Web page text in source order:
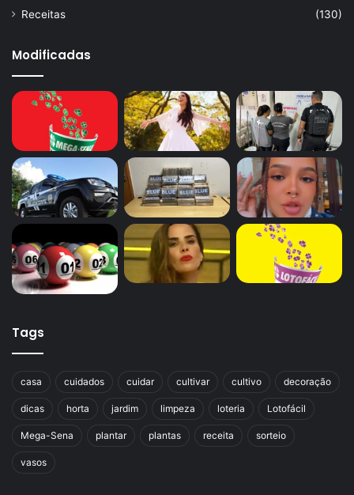
Receitas
(130)
Modificadas
Tags
casa cuidados cuidar cultivar cultivo decoração
dicas horta jardim limpeza loteria Lotofácil
Mega-Sena plantar plantas receita sorteio
vasos